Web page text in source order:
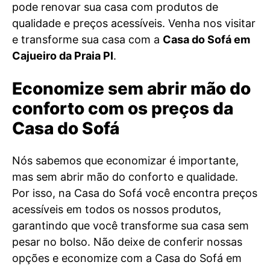
pode renovar sua casa com produtos de
qualidade e preços acessíveis. Venha nos visitar
e transforme sua casa com a Casa do Sofá em
Cajueiro da Praia PI.
Economize sem abrir mão do
conforto com os preços da
Casa do Sofá
Nós sabemos que economizar é importante,
mas sem abrir mão do conforto e qualidade.
Por isso, na Casa do Sofá você encontra preços
acessíveis em todos os nossos produtos,
garantindo que você transforme sua casa sem
pesar no bolso. Não deixe de conferir nossas
opções e economize com a Casa do Sofá em